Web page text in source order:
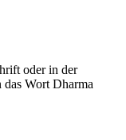
oder in der
Wort Dharma